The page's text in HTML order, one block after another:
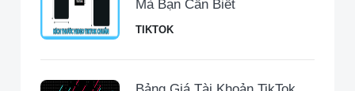
Mà Bạn Cần Biết
TIKTOK